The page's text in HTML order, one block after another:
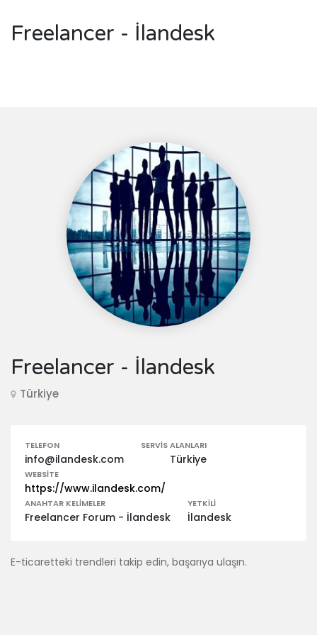
Freelancer - İlandesk
Freelancer - İlandesk
Türkiye
TELEFON
info@ilandesk.com
SERVIS ALANLARI
Türkiye
WEBSITE
https://www.ilandesk.com/
ANAHTAR KELIMELER
Freelancer Forum - İlandesk
YETKILI
İlandesk
E-ticaretteki trendleri takip edin, başarıya ulaşın.